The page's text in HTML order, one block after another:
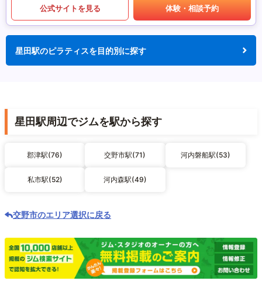
公式サイトを見る 体験・相談予約
星田駅のピラティスを目的別に探す
星田駅周辺でジムを駅から探す
郡津駅(76) 交野市駅(71) 河内磐船駅(53)
私市駅(52) 河内森駅(49)
交野市のエリア選択に戻る